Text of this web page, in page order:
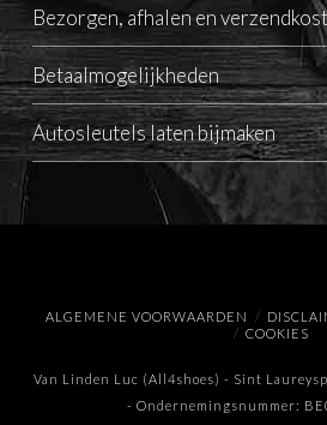
Bezorgen, afhalen en
Betaalmogelijkheden
Autosleutels laten bijmaken
ALGEMENE VOORWAARDEN
COOKIES
Van Linden Luc (All4shoes) - Sint
- Ondernemingsnummer: